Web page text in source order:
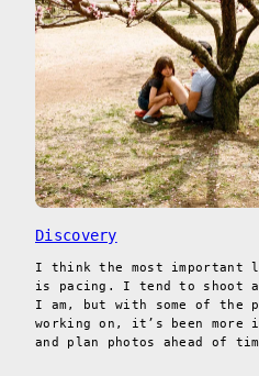
Discovery
I think the most important
is pacing. I tend to shoot
I am, but with some of the
working on, it’s been more
and plan photos ahead of